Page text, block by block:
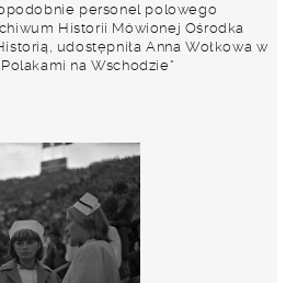
personel polowego
Historii Mówionej Ośrodka
udostępniła Anna Wołkowa w
na Wschodzie"